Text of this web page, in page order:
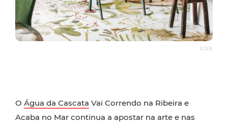
© D.R.
O Água da Cascata Vai Correndo na Ribeira e
Acaba no Mar continua a apostar na arte e nas